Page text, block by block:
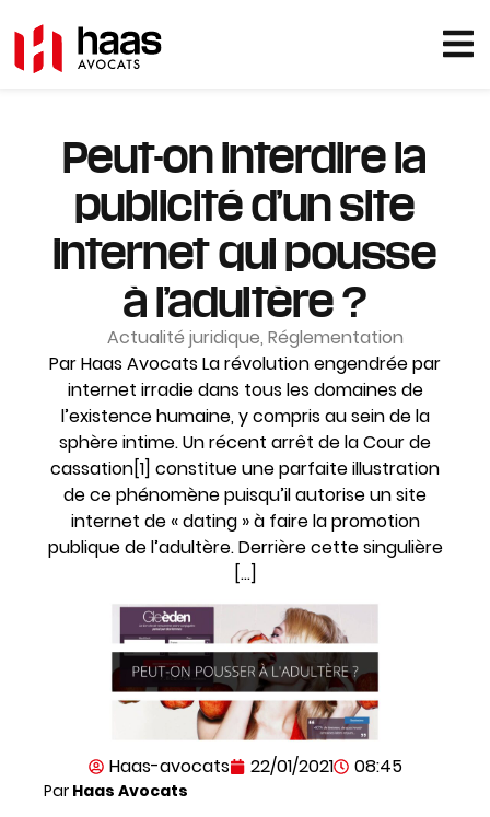
Peut-on interdire la
publicité d’un site
internet qui pousse
à l’adultère ?
Actualité juridique, Réglementation
Par Haas Avocats La révolution engendrée par
internet irradie dans tous les domaines de
l’existence humaine, y compris au sein de la
sphère intime. Un récent arrêt de la Cour de
cassation[1] constitue une parfaite illustration
de ce phénomène puisqu’il autorise un site
internet de « dating » à faire la promotion
publique de l’adultère. Derrière cette singulière
[…]
Haas-avocats 22/01/2021 08:45
Par Haas Avocats